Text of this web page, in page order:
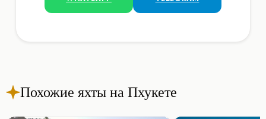
Похожие яхты на Пхукете